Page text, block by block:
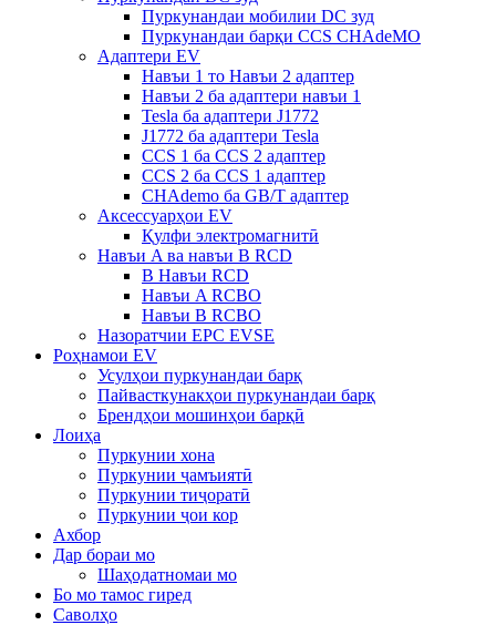
Пуркунандаи мобилии DC зуд
Пуркунандаи барқи CCS CHAdeMO
Адаптери EV
Навъи 1 то Навъи 2 адаптер
Навъи 2 ба адаптери навъи 1
Tesla ба адаптери J1772
J1772 ба адаптери Tesla
CCS 1 ба CCS 2 адаптер
CCS 2 ба CCS 1 адаптер
CHAdemo ба GB/T адаптер
Аксессуарҳои EV
Қулфи электромагнитӣ
Навъи A ва навъи B RCD
B Навъи RCD
Навъи A RCBO
Навъи B RCBO
Назоратчии EPC EVSE
Роҳнамои EV
Усулҳои пуркунандаи барқ
Пайвасткунакҳои пуркунандаи барқ
Брендҳои мошинҳои барқӣ
Лоиҳа
Пуркунии хона
Пуркунии ҷамъиятӣ
Пуркунии тиҷоратӣ
Пуркунии ҷои кор
Ахбор
Дар бораи мо
Шаҳодатномаи мо
Бо мо тамос гиред
Саволҳо